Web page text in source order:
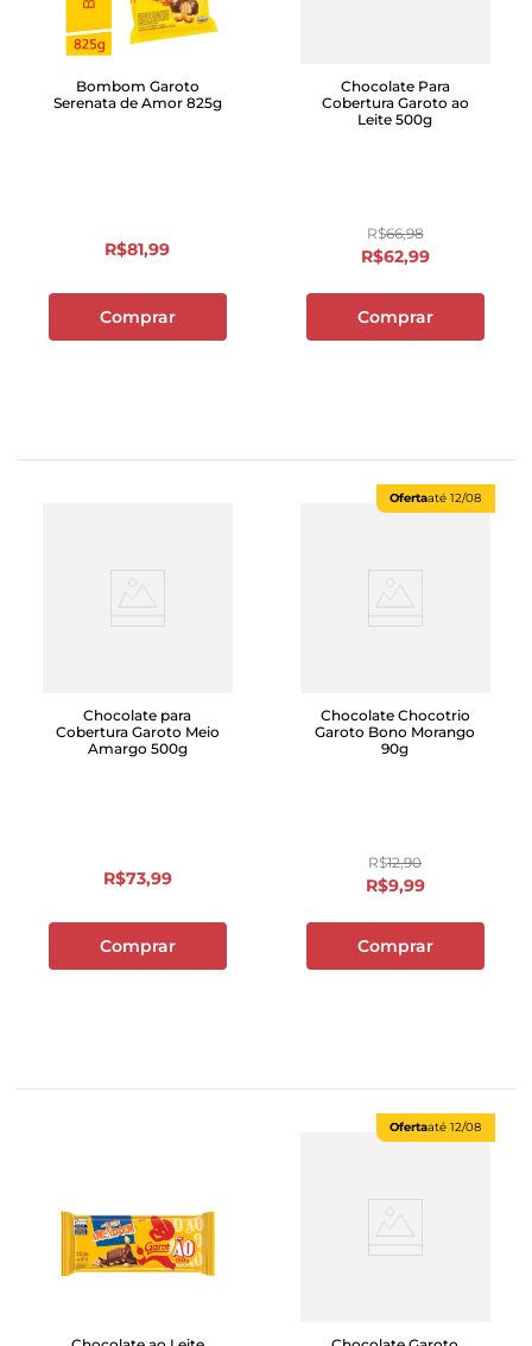
Bombom Garoto
Serenata de Amor 825g
R$81,99
Comprar
Chocolate Para
Cobertura Garoto ao
Leite 500g
R$66,98
R$62,99
Comprar
Chocolate para
Cobertura Garoto Meio
Amargo 500g
R$73,99
Comprar
Ofertaaté 12/08
Chocolate Chocotrio
Garoto Bono Morango
90g
R$12,90
R$9,99
Comprar
Ofertaaté 12/08